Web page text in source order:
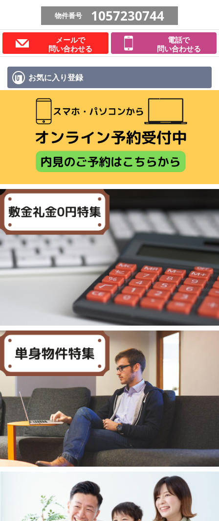
物件番号 1057230744
メールで
問い合わせる
電話で
問い合わせる
お気に入り登録